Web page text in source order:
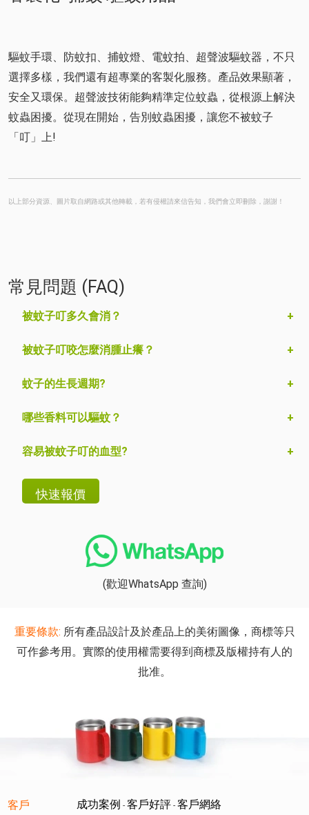
驅蚊手環、防蚊扣、捕蚊燈、電蚊拍、超聲波驅蚊器，不只
選擇多樣，我們還有超專業的客製化服務。產品效果顯著，
安全又環保。超聲波技術能夠精準定位蚊蟲，從根源上解決
蚊蟲困擾。從現在開始，告別蚊蟲困擾，讓您不被蚊子
「叮」上!
以上部分資源、圖片取自網路或其他轉載，若有侵權請來信告知，我們會立即刪除，謝謝！
常見問題 (FAQ)
被蚊子叮多久會消？
被蚊子叮咬怎麼消腫止癢？
蚊子的生長週期?
哪些香料可以驅蚊？
容易被蚊子叮的血型?
(歡迎WhatsApp 查詢)
重要條款: 所有產品設計及於產品上的美術圖像，商標等只
可作參考用。實際的使用權需要得到商標及版權持有人的
批准。
客戶 成功案例 - 客戶好評 - 客戶網絡